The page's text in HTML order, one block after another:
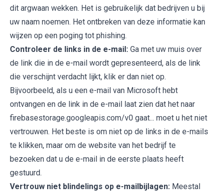
dit argwaan wekken. Het is gebruikelijk dat bedrijven u bij
uw naam noemen. Het ontbreken van deze informatie kan
wijzen op een poging tot phishing.
Controleer de links in de e-mail: Ga met uw muis over
de link die in de e-mail wordt gepresenteerd, als de link
die verschijnt verdacht lijkt, klik er dan niet op.
Bijvoorbeeld, als u een e-mail van Microsoft hebt
ontvangen en de link in de e-mail laat zien dat het naar
firebasestorage.googleapis.com/v0 gaat... moet u het niet
vertrouwen. Het beste is om niet op de links in de e-mails
te klikken, maar om de website van het bedrijf te
bezoeken dat u de e-mail in de eerste plaats heeft
gestuurd.
Vertrouw niet blindelings op e-mailbijlagen: Meestal